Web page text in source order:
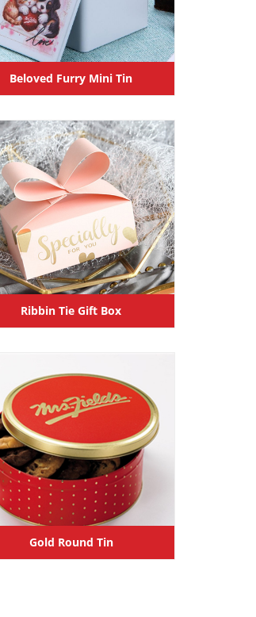
Beloved Furry Mini Tin
Ribbin Tie Gift Box
Gold Round Tin